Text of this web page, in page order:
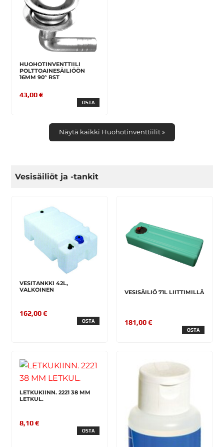
HUOHOTINVENTTIILI
POLTTOAINESÄILIÖÖN
16MM 90° RST
43,00 €
OSTA
Näytä kaikki Huohotinventtiilit »
Vesisäiliöt ja -tankit
VESITANKKI 42L,
VALKOINEN
162,00 €
OSTA
VESISÄILIÖ 71L LIITTIMILLÄ
181,00 €
OSTA
LETKUKIINN. 2221 38 MM
LETKUL.
8,10 €
OSTA